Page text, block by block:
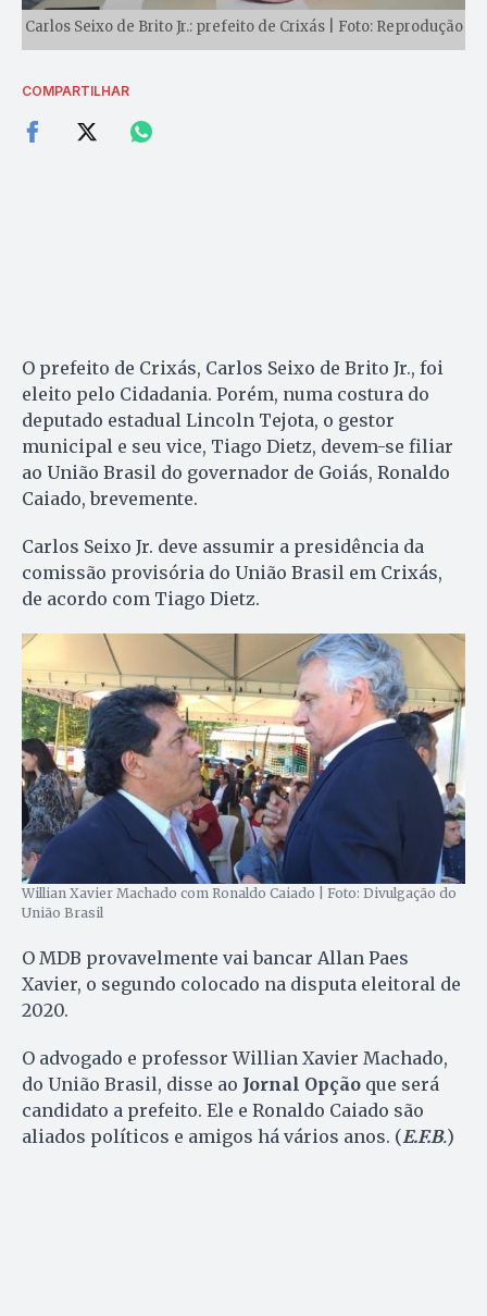
Carlos Seixo de Brito Jr.: prefeito de Crixás | Foto: Reprodução
COMPARTILHAR
O prefeito de Crixás, Carlos Seixo de Brito Jr., foi
eleito pelo Cidadania. Porém, numa costura do
deputado estadual Lincoln Tejota, o gestor
municipal e seu vice, Tiago Dietz, devem-se filiar
ao União Brasil do governador de Goiás, Ronaldo
Caiado, brevemente.
Carlos Seixo Jr. deve assumir a presidência da
comissão provisória do União Brasil em Crixás,
de acordo com Tiago Dietz.
Willian Xavier Machado com Ronaldo Caiado | Foto: Divulgação do
União Brasil
O MDB provavelmente vai bancar Allan Paes
Xavier, o segundo colocado na disputa eleitoral de
2020.
O advogado e professor Willian Xavier Machado,
do União Brasil, disse ao Jornal Opção que será
candidato a prefeito. Ele e Ronaldo Caiado são
aliados políticos e amigos há vários anos. (E.F.B.)